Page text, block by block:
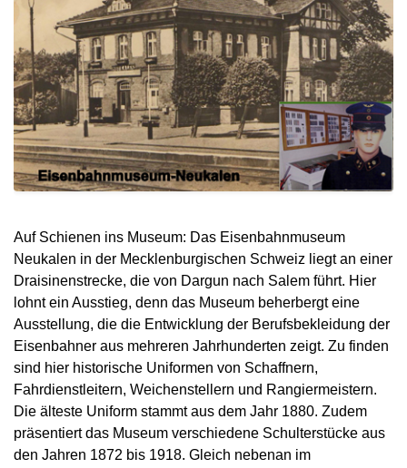
Auf Schienen ins Museum: Das Eisenbahnmuseum
Neukalen in der Mecklenburgischen Schweiz liegt an einer
Draisinenstrecke, die von Dargun nach Salem führt. Hier
lohnt ein Ausstieg, denn das Museum beherbergt eine
Ausstellung, die die Entwicklung der Berufsbekleidung der
Eisenbahner aus mehreren Jahrhunderten zeigt. Zu finden
sind hier historische Uniformen von Schaffnern,
Fahrdienstleitern, Weichenstellern und Rangiermeistern.
Die älteste Uniform stammt aus dem Jahr 1880. Zudem
präsentiert das Museum verschiedene Schulterstücke aus
den Jahren 1872 bis 1918. Gleich nebenan im